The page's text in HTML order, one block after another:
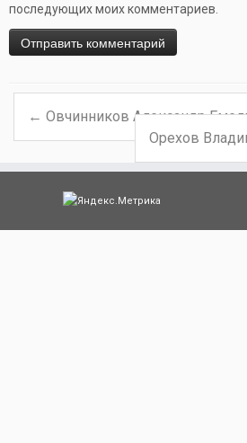
последующих моих комментариев.
Навигация по
← Овчинников Александр
Орехов